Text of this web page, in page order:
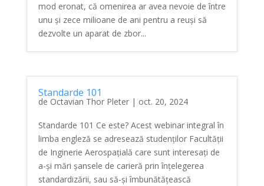
mod eronat, că omenirea ar avea nevoie de între
unu și zece milioane de ani pentru a reuși să
dezvolte un aparat de zbor...
Standarde 101
de Octavian Thor Pleter| oct. 20, 2024
Standarde 101 Ce este? Acest webinar integral în
limba engleză se adresează studenților Facultății
de Inginerie Aerospațială care sunt interesați de
a-și mări șansele de carieră prin înțelegerea
standardizării, sau să-și îmbunătățească